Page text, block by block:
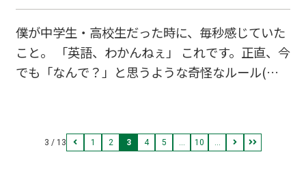
に「教育的な目的があって」のことで、人間が怒
るのは、「相手によって不利益が及んだ」からで
ある。例えば、小さいころ、買ってもらったおも
ちゃを壊してしまったときに、どのように叱られ
ならもう買ってあげないよ」→これ…
僕が中学生・高校生だった時に、毎秒感じていた
こと。 「英語、わかんねぇ」 これです。正直、今
でも「なんで？」と思うような奇怪なルール(に
ことがありますね。さらに尾ひれがついて「日本
語に比べると、英語は簡単だ」なんて言われるこ
3 / 13 1 2 3 4 5 10